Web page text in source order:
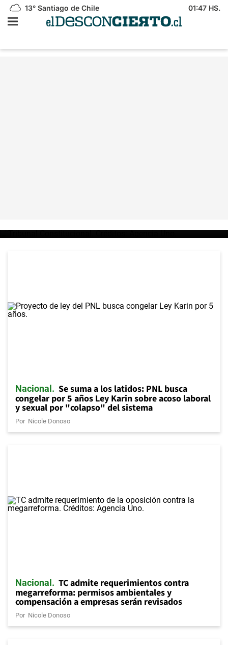
13° Santiago de Chile 01:47 HS.
Nacional Se suma a los latidos: PNL busca
congelar por 5 años Ley Karin sobre acoso laboral
y sexual por "colapso" del sistema
Por Nicole Donoso
Nacional TC admite requerimientos contra
megarreforma: permisos ambientales y
compensación a empresas serán revisados
Por Nicole Donoso